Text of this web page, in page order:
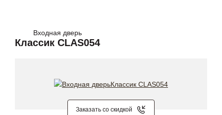
Входная дверь
Классик CLAS054
Заказать со скидкой